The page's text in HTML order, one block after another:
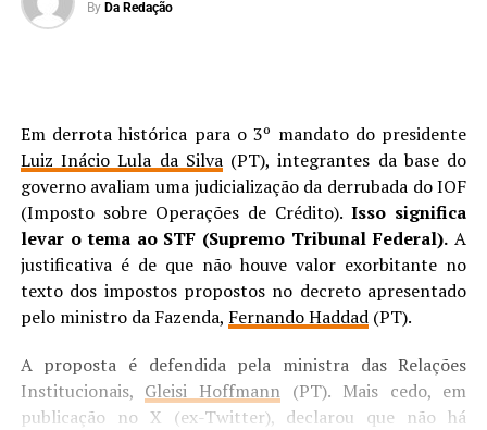
By Da Redação
Em derrota histórica para o 3º mandato do presidente
Luiz Inácio Lula da Silva(PT), integrantes da base do
governo avaliam uma judicialização da derrubada do IOF
(Imposto sobre Operações de Crédito).Isso significa
levar o tema ao STF (Supremo Tribunal Federal). A
justificativa é de que não houve valor exorbitante no
texto dos impostos propostos no decreto apresentado
pelo ministro da Fazenda, Fernando Haddad(PT).
A proposta é defendida pela ministra das Relações
Institucionais, Gleisi Hoffmann (PT). Mais cedo, em
publicação no X (ex-Twitter), declarou que não há